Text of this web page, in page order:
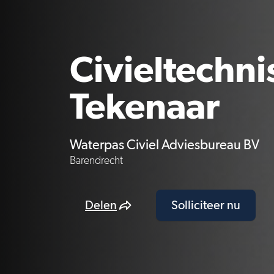
Tekenaar
Waterpas Civiel Adviesbureau BV
Barendrecht
Delen Solliciteer nu